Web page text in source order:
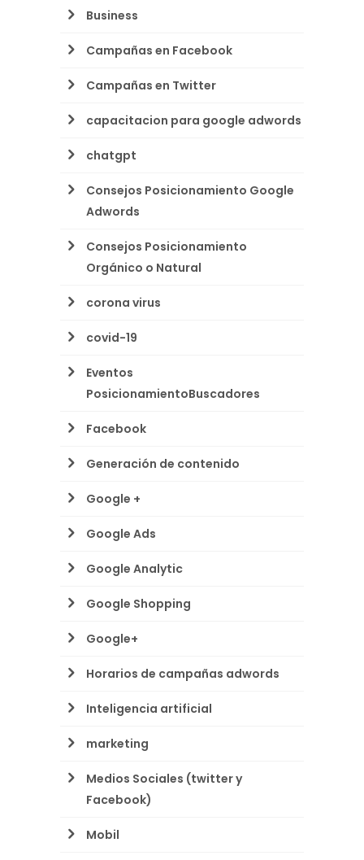
Business
Campañas en Facebook
Campañas en Twitter
capacitacion para google adwords
chatgpt
Consejos Posicionamiento Google
Adwords
Consejos Posicionamiento
Orgánico o Natural
corona virus
covid-19
Eventos
PosicionamientoBuscadores
Facebook
Generación de contenido
Google +
Google Ads
Google Analytic
Google Shopping
Google+
Horarios de campañas adwords
Inteligencia artificial
marketing
Medios Sociales (twitter y
Facebook)
Mobil